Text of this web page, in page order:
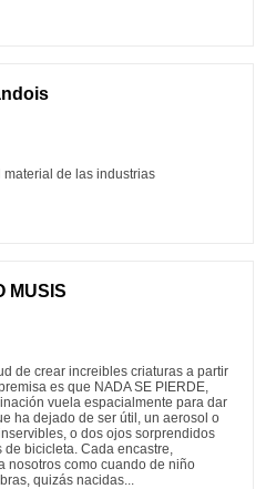
de las industrias
MUSIS
de crear increibles criaturas a partir
es que NADA SE PIERDE,
vuela espacialmente para dar
ha dejado de ser útil, un aerosol o
o dos ojos sorprendidos
bicicleta. Cada encastre,
nosotros como cuando de niño
quizás nacidas...